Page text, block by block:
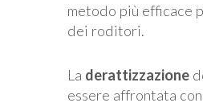
metodo più efficace
dei roditori.
La derattizzazione
essere affrontata